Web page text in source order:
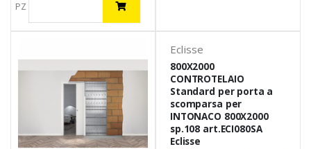
PZ
Eclisse
800X2000
CONTROTELAIO
Standard per porta a
scomparsa per
INTONACO 800X2000
sp.108 art.ECI080SA
Eclisse